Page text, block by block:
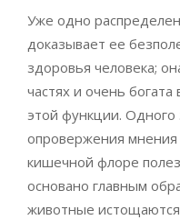
Уже одно
доказывает ее
здоровья человека;
частях и очень
этой функции. Одного
опровержения
кишечной флоре
основано главным
животные